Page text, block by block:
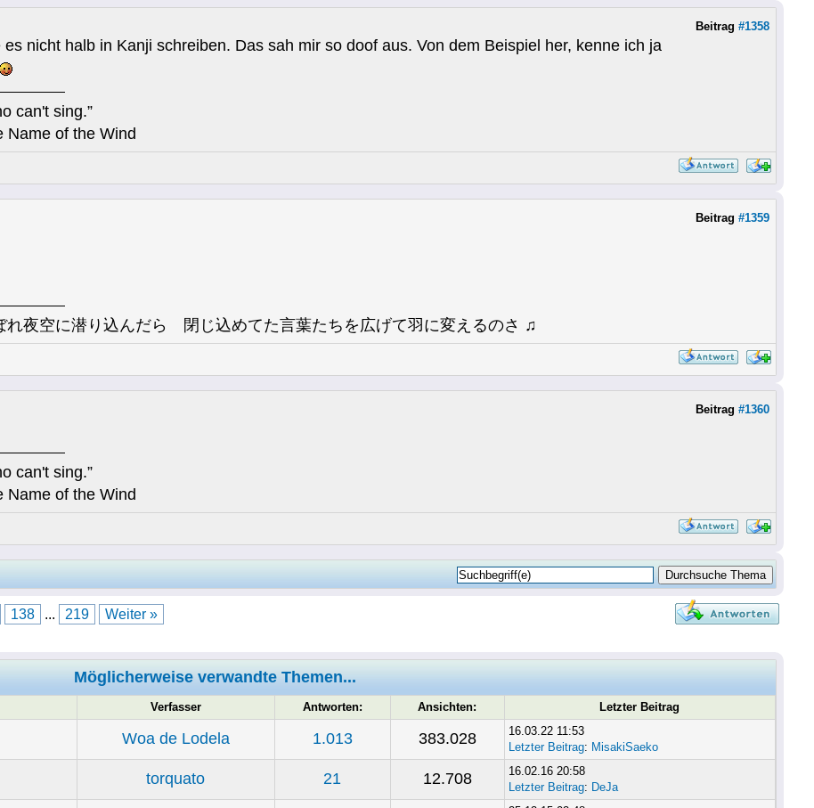
Beitrag #1358
nicht halb in Kanji schreiben. Das sah mir so doof aus. Von dem Beispiel her, kenne ich ja
can't sing.”
of the Wind
Beitrag #1359
れ夜空に潜り込んだら 閉じ込めてた言葉たちを広げて羽に変えるのさ ♫
Beitrag #1360
can't sing.”
of the Wind
138 ... 219 Weiter »
Möglicherweise verwandte Themen...
Verfasser Antworten: Ansichten: Letzter Beitrag
Woa de Lodela 1.013 383.028
16.03.22 11:53
Letzter Beitrag: MisakiSaeko
torquato 21 12.708
16.02.16 20:58
Letzter Beitrag: DeJa